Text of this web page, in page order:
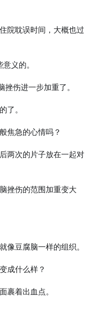
院耽误时间，大概也过
义的。
伤进一步加重了。
了。
焦急的心情吗？
两次的片子放在一起对
挫伤的范围加重变大
像豆腐脑一样的组织。
成什么样？
裹着出血点。